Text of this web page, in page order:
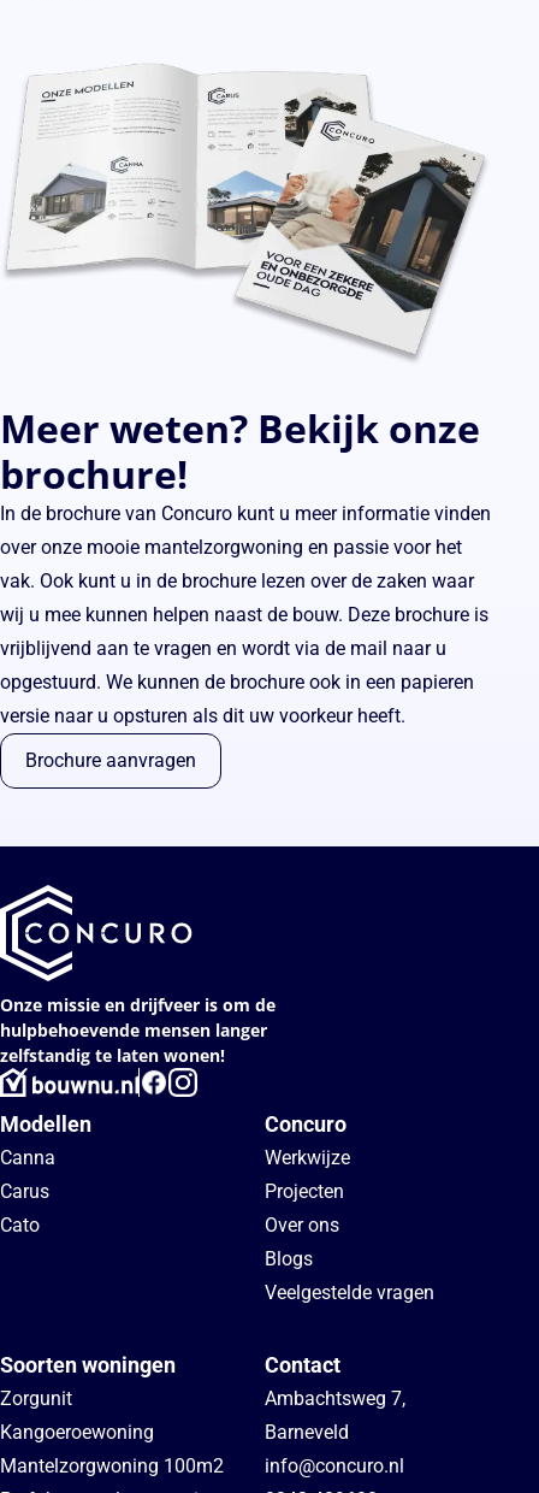
Meer weten? Bekijk onze
brochure!
In de brochure van Concuro kunt u meer informatie vinden
over onze mooie mantelzorgwoning en passie voor het
vak. Ook kunt u in de brochure lezen over de zaken waar
wij u mee kunnen helpen naast de bouw. Deze brochure is
vrijblijvend aan te vragen en wordt via de mail naar u
opgestuurd. We kunnen de brochure ook in een papieren
versie naar u opsturen als dit uw voorkeur heeft.
Brochure aanvragen
Onze missie en drijfveer is om de
hulpbehoevende mensen langer
zelfstandig te laten wonen!
Modellen
Canna
Carus
Cato
Concuro
Werkwijze
Projecten
Over ons
Blogs
Veelgestelde vragen
Soorten woningen
Zorgunit
Kangoeroewoning
Mantelzorgwoning 100m2
Contact
Ambachtsweg 7,
Barneveld
info@concuro.nl